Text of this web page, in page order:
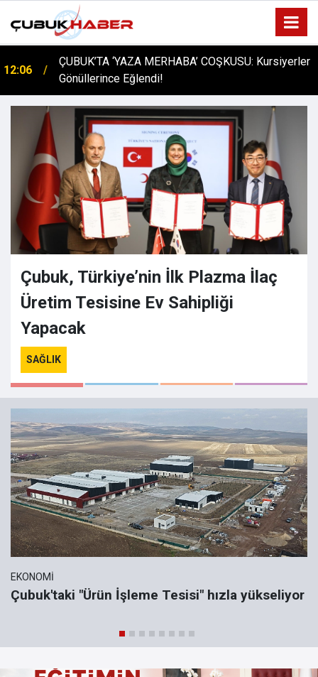
12:06
ÇUBUK’TA ‘YAZA MERHABA’ COŞKUSU: Kursiyerler
Gönüllerince Eğlendi!
Çubuk, Türkiye’nin İlk Plazma İlaç
Üretim Tesisine Ev Sahipliği
Yapacak
SAĞLIK
EKONOMI
Çubuk'taki "Ürün İşleme Tesisi" hızla yükseliyor